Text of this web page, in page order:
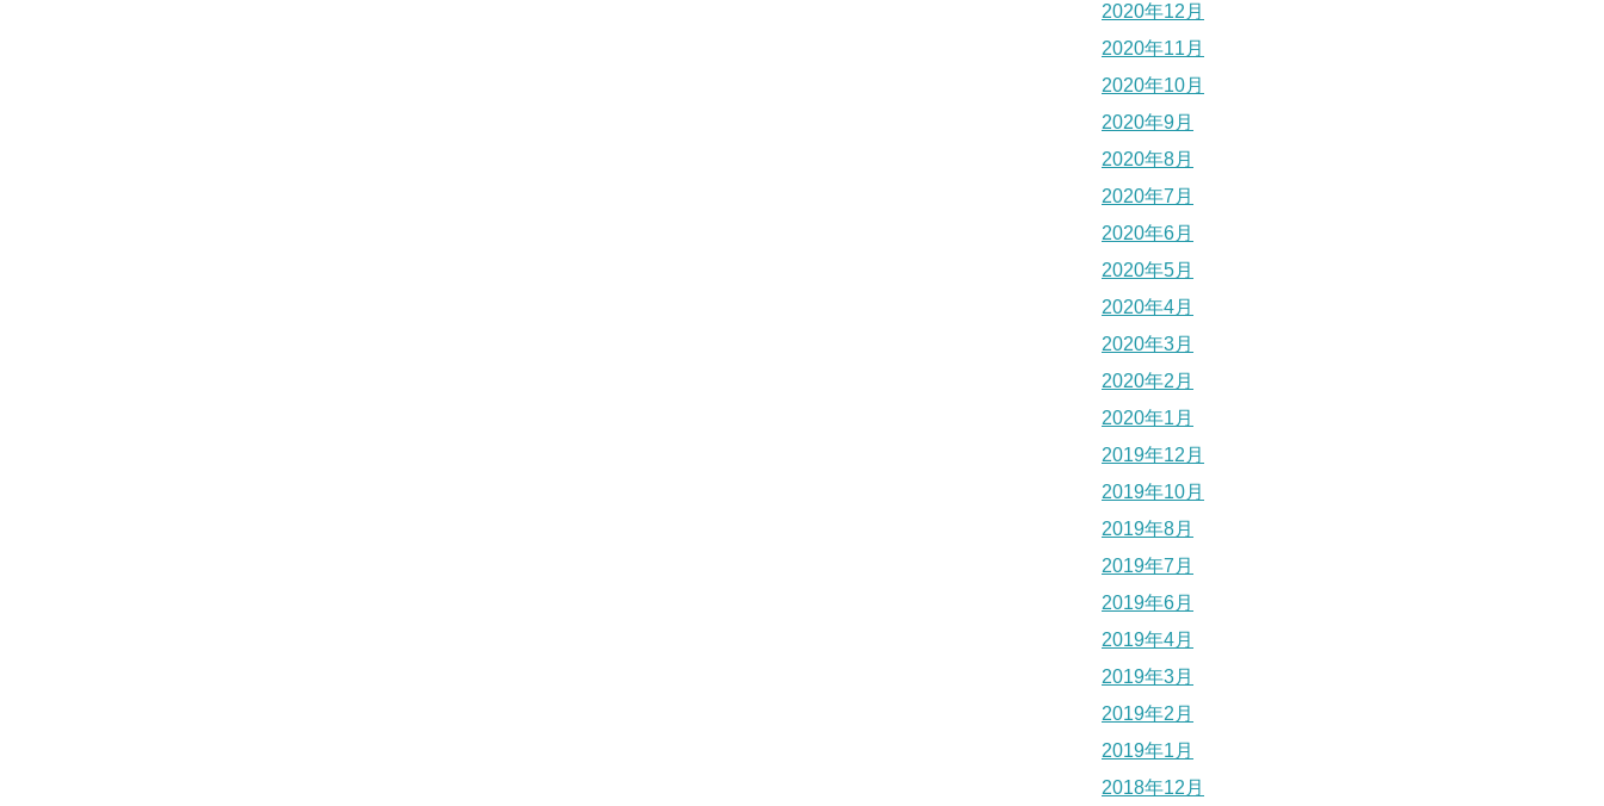
2020年12月
2020年11月
2020年10月
2020年9月
2020年8月
2020年7月
2020年6月
2020年5月
2020年4月
2020年3月
2020年2月
2020年1月
2019年12月
2019年10月
2019年8月
2019年7月
2019年6月
2019年4月
2019年3月
2019年2月
2019年1月
2018年12月